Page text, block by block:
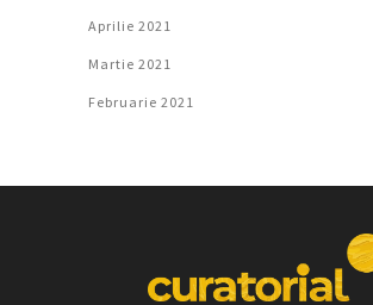
Aprilie 2021
Martie 2021
Februarie 2021